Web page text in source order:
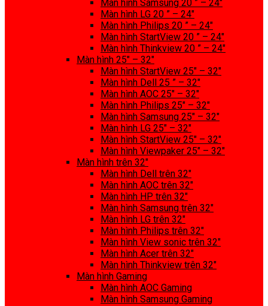
Màn hình Samsung 20 ” – 24″
Màn hình LG 20 ” – 24″
Màn hình Philips 20 ” – 24″
Màn hình StartView 20 ” – 24″
Màn hình Thinkview 20 ” – 24″
Màn hình 25″ – 32″
Màn hình StartView 25″ – 32″
Màn hình Dell 25 ” – 32″
Màn hình AOC 25″ – 32″
Màn hình Philips 25″ – 32″
Màn hình Samsung 25″ – 32″
Màn hình LG 25″ – 32″
Màn hình StartView 25″ – 32″
Màn hình Viewpaker 25″ – 32″
Màn hình trên 32″
Màn hình Dell trên 32″
Màn hình AOC trên 32″
Màn hình HP trên 32″
Màn hình Samsung trên 32″
Màn hình LG trên 32″
Màn hình Philips trên 32″
Màn hình View sonic trên 32″
Màn hình Acer trên 32″
Màn hình Thinkview trên 32″
Màn hình Gaming
Màn hình AOC Gaming
Màn hình Samsung Gaming